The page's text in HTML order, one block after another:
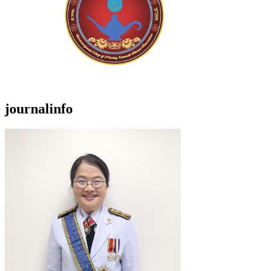
journalinfo